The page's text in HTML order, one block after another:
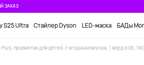
ЗАКАЗ
S25 Ultra Стайлер Dyson LED-маска БАДы
пробиотик для детей, с ягодным вкусом, 1 млрд КОЕ,